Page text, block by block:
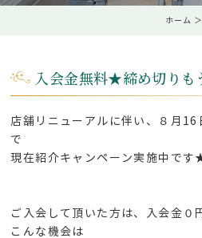
ホーム
入会金無料★締め切りも
店舗リニューアルに伴い、８月
で
現在紹介キャンペーン実施中です
ご入会して頂いた方は、入会金０
こんな機会は